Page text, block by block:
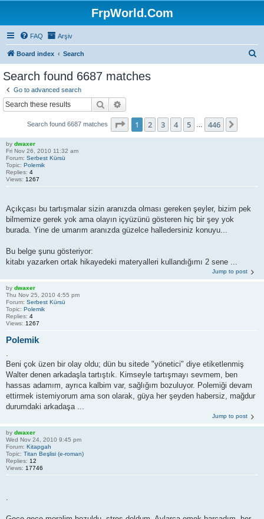
FrpWorld.Com
FAQ Arşiv
Board index Search
Search found 6687 matches
Go to advanced search
Search
Search found 6687 matches Page 1of 446
1 2 3 4 5 446
by dwaxer
Fri Nov 26, 2010 11:32 am
Forum: Serbest Kürsü
Topic: Polemik
Replies: 4
Views: 1267
Açıkçası bu tartışmalar sizin aranızda olması gereken şeyler, bizim pek
bilmemize gerek yok ama olayın içyüzünü gösteren hiç bir şey yok
burada. Yine de umarım aranızda güzelce halledersiniz konuyu...
Bu belge şunu gösteriyor:
kitabı yazarken ortak hikayedeki materyalleri kullandığımı 2 sene ...
Jump to post
by dwaxer
Thu Nov 25, 2010 4:55 pm
Forum: Serbest Kürsü
Topic: Polemik
Replies: 4
Views: 1267
Polemik
Beni çok üzen bir olay oldu; dün bu sitede "yönetici" diye etiketlenmiş
Walter denen arkadaşla tartıştık. Kimseyle tartışmayı sevmem, ben
hassas adamım, ayrıca kalbim var, sağlığım bozuluyor. Polemiği devam
ettirmek istemiyorum ama son olarak, güya her şeyden habersiz, mağdur
durumdaki arkadaşa ...
Jump to post
by dwaxer
Wed Nov 24, 2010 9:45 pm
Forum: Kitapgah
Topic: Titan Beşlisi (e-roman)
Replies: 12
Views: 17746
.